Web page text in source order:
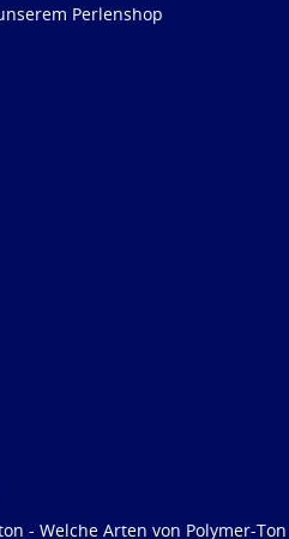
Perlenshop
- Welche Arten von Polymer-